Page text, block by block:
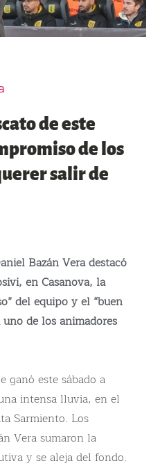
de este
de los
salir de
Bazán Vera destacó
en Casanova, la
del equipo y el “buen
de los animadores
ganó este sábado a
intensa lluvia, en el
Sarmiento. Los
Vera sumaron la
y se aleja del fondo.